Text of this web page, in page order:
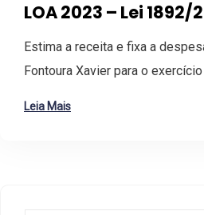
LOA 2023 – Lei 1892/
Estima a receita e fixa a
Fontoura Xavier para o exercício
Leia Mais